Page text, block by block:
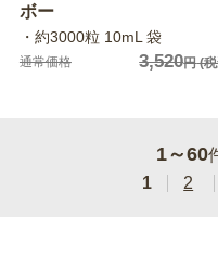
ボー
・約3000粒 10mL 袋
通常価格 3,520円(税
1～60
1
2